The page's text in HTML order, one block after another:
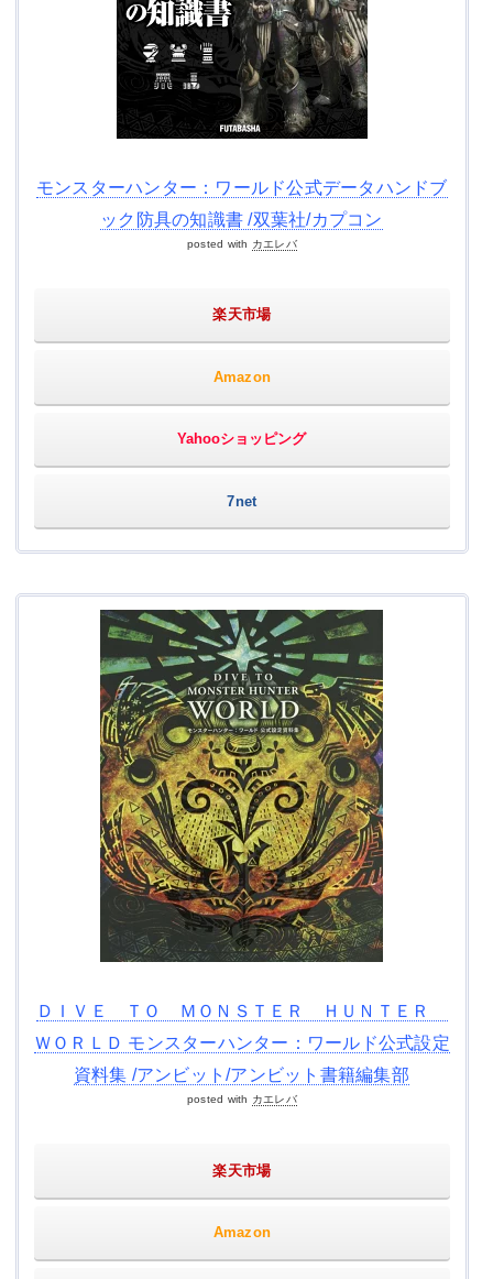
モンスターハンター：ワールド公式データハンドブ
ック防具の知識書 /双葉社/カプコン
posted with カエレバ
楽天市場
Amazon
Yahooショッピング
7net
ＤＩＶＥ ＴＯ ＭＯＮＳＴＥＲ ＨＵＮＴＥＲ
ＷＯＲＬＤ モンスターハンター：ワールド公式設定
資料集 /アンビット/アンビット書籍編集部
posted with カエレバ
楽天市場
Amazon